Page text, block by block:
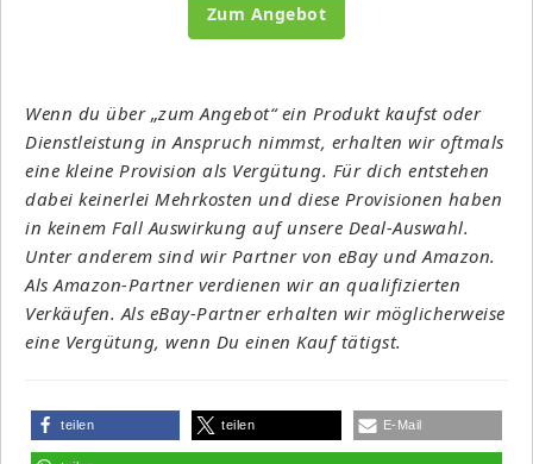
Zum Angebot
Wenn du über „zum Angebot“ ein Produkt kaufst oder
Dienstleistung in Anspruch nimmst, erhalten wir oftmals
eine kleine Provision als Vergütung. Für dich entstehen
dabei keinerlei Mehrkosten und diese Provisionen haben
in keinem Fall Auswirkung auf unsere Deal-Auswahl.
Unter anderem sind wir Partner von eBay und Amazon.
Als Amazon-Partner verdienen wir an qualifizierten
Verkäufen. Als eBay-Partner erhalten wir möglicherweise
eine Vergütung, wenn Du einen Kauf tätigst.
teilen teilen E-Mail